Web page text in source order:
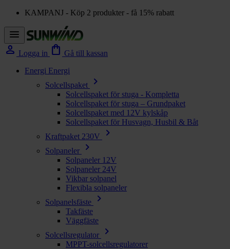
KAMPANJ - Köp 2 produkter - få 15% rabatt
menu
person Logga in shopping_bag Gå till kassan
Energi Energi
Solcellspaket
chevron_right
Solcellspaket för stuga - Kompletta
Solcellspaket för stuga – Grundpaket
Solcellspaket med 12V kylskåp
Solcellspaket för Husvagn, Husbil & Båt
Kraftpaket 230V
chevron_right
Solpaneler chevron_right
Solpaneler 12V
Solpaneler 24V
Vikbar solpanel
Flexibla solpaneler
Solpanelsfäste
chevron_right
Takfäste
Väggfäste
Solcellsregulator
chevron_right
MPPT-solcellsregulatorer